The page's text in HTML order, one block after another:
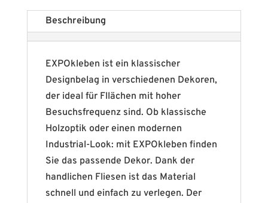
Beschreibung
EXPOkleben ist ein klassischer
Designbelag in verschiedenen Dekoren,
der ideal für Fllächen mit hoher
Besuchsfrequenz sind. Ob klassische
Holzoptik oder einen modernen
Industrial-Look: mit EXPOkleben finden
Sie das passende Dekor. Dank der
handlichen Fliesen ist das Material
schnell und einfach zu verlegen. Der